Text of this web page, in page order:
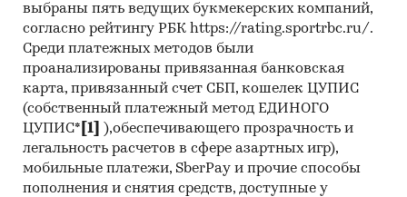
выбраны пять ведущих букмекерских компаний,
согласно рейтингу РБК https://rating.sportrbc.ru/.
Среди платежных методов были
проанализированы привязанная банковская
карта, привязанный счет СБП, кошелек ЦУПИС
(собственный платежный метод ЕДИНОГО
ЦУПИС* [1]
),обеспечивающего прозрачность и
легальность расчетов в сфере азартных игр),
мобильные платежи, SberPay и прочие способы
пополнения и снятия средств, доступные у